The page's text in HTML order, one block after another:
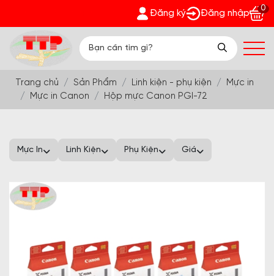
- Nhận quà bất ngờ Đón Hè Sang chi tiết tại 'Khuyến Mãi'
Đăng ký Đăng nhập
0
Trang chủ Sản Phẩm Linh kiện - phụ kiện
Mực in
Mực in Canon
Hộp mực Canon PGI-72
Mực In Linh Kiện Phụ Kiện Giá